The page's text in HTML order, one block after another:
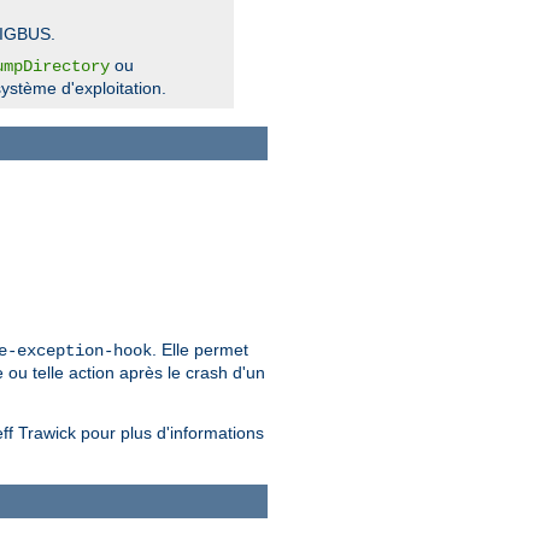
ou
d'exploitation.
exception-hook . Elle permet
telle action après le crash d'un
Trawick pour plus d'informations